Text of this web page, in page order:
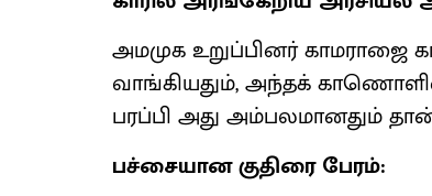
அமமுக உறுப்பினர் காமராஜை
வாங்கியதும், அந்தக்
பரப்பி அது அம்பலமானதும்
பச்சையான குதிரை பேரம்: